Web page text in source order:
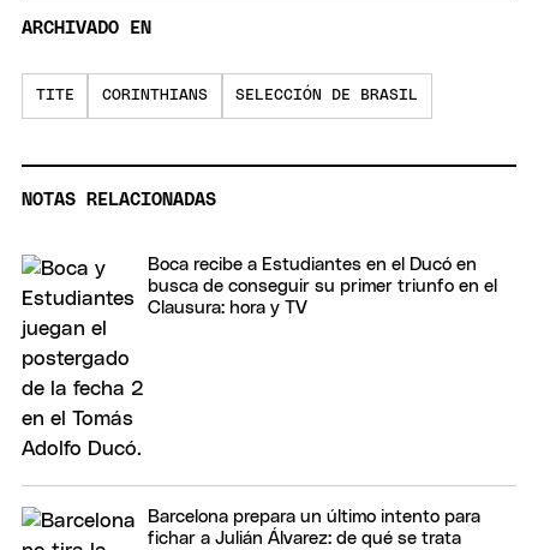
ARCHIVADO EN
TITE CORINTHIANS SELECCIÓN DE BRASIL
NOTAS RELACIONADAS
Boca recibe a Estudiantes en el Ducó en
busca de conseguir su primer triunfo en el
Clausura: hora y TV
Barcelona prepara un último intento para
fichar a Julián Álvarez: de qué se trata